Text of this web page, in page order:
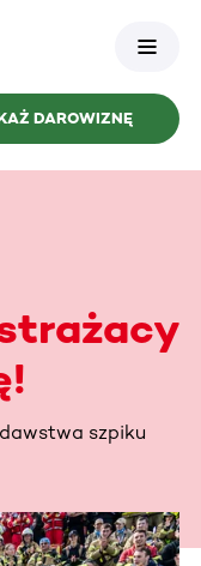
DAROWIZNĘ
szpiku